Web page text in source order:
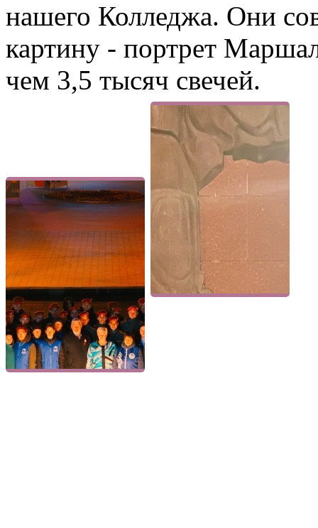
нашего Колледжа. Они
картину - портрет
чем 3,5 тысяч свечей.